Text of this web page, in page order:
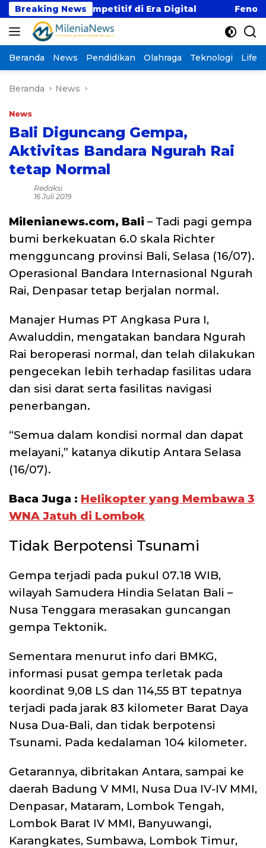
Langsung
ke
konten
Breaking News
Gaji Kompetitif di Era Digital Fenomena
Beranda News Pendidikan Olahraga Teknologi
Beranda News
News
Bali Diguncang Gempa,
Aktivitas Bandara Ngurah Rai
tetap Normal
Redaksi
16 Juli 2019
Milenianews.com, Bali – Tadi pagi gempa
bumi berkekuatan 6.0 skala Richter
mengguncang provinsi Bali, Selasa (16/07).
Operasional Bandara Internasional Ngurah
Rai, Denpasar tetap berjalan normal.
Manajer Humas PT Angkasa Pura I,
Awaluddin, mengatakan bandara Ngurah
Rai beroperasi normal, dan telah dilakukan
pengecekan lebih terhadap fasilitas udara
dan sisi darat serta fasilitas navigasi
penerbangan.
“Semua dalam kondisi normal dan dapat
melayani,” katanya dikutip Antara Selasa
(16/07).
Baca Juga : Helikopter yang Membawa 3
WNA Jatuh di Lombok
Tidak Berpotensi Tsunami
Gempa terjadi pada pukul 07.18 WIB,
wilayah Samudera Hindia Selatan Bali –
Nusa Tenggara merasakan guncangan
gempa Tektonik.
Sementara menurut info dari BMKG,
informasi pusat gempa terletak pada
koordinat 9,08 LS dan 114,55 BT tepatnya
terjadi pada jarak 83 kilometer Barat Daya
Nusa Dua-Bali, dan tidak berpotensi
Tsunami. Pada kedalaman 104 kilometer.
Getarannya, dibritakan Antara, sampai ke
daerah Badung V MMI, Nusa Dua IV-IV MMI,
Denpasar, Mataram, Lombok Tengah,
Lombok Barat IV MMI, Banyuwangi,
Karangkates, Sumbawa, Lombok Timur,